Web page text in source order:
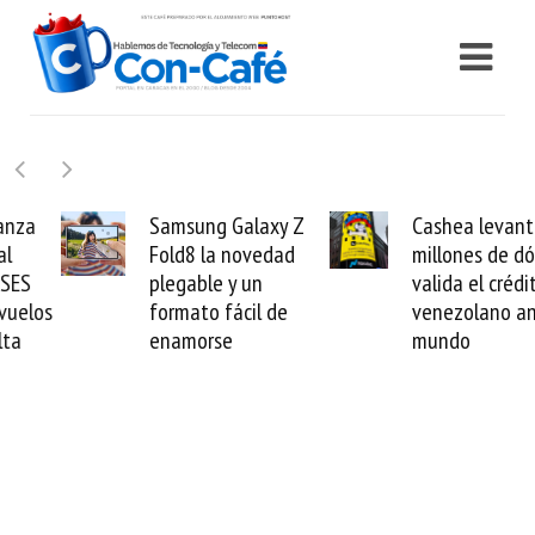
Samsung Galaxy Z
Fold8 la novedad
plegable y un
formato fácil de
enamorse
Cashea levanta 100
millones de dólares y
valida el crédito del
venezolano ante el